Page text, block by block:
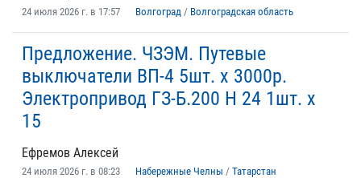
24 июля 2026 г. в 17:57 Волгоград / Волгоградская область
Предложение. ЧЗЭМ. Путевые
выключатели ВП-4 5шт. х 3000р.
Электропривод ГЗ-Б.200 Н 24 1шт. х
15
Ефремов Алексей
24 июля 2026 г. в 08:23 Набережные Челны / Татарстан